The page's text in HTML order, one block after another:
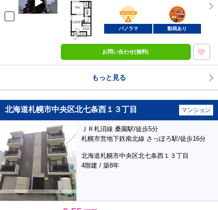
BunChinPAY
ポンタ
部屋
パノラマ 動画あり
お問い合わせ(無料)
もっと見る
北海道札幌市中央区北七条西１３丁目 マンション
ＪＲ札沼線 桑園駅/徒歩5分
札幌市営地下鉄南北線 さっぽろ駅/徒歩16分
北海道札幌市中央区北七条西１３丁目
4階建 / 築8年